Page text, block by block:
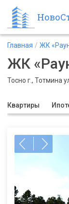
Главная ЖК
ЖК
Тосно г., Тотмина
Квартиры